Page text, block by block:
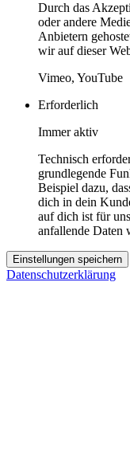
Durch das
oder andere
Anbietern
wir auf dieser
Vimeo, YouTube
Erforderlich
Immer aktiv
Technisch
grundlegende
Beispiel dazu,
dich in dein
auf dich ist für
anfallende Daten
Einstellungen speichern
Datenschutzerklärung